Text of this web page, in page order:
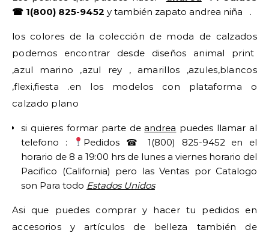
☎ 1(800) 825-9452 y también zapato andrea niña .
los colores de la colección de moda de calzados
podemos encontrar desde diseños animal print
,azul marino ,azul rey , amarillos ,azules,blancos
,flexi,fiesta .en los modelos con plataforma o
calzado plano
si quieres formar parte deandrea puedes llamar al
telefono :
Pedidos ☎ 1(800) 825-9452 en el
horario de 8 a 19:00 hrs de lunes a viernes horario del
Pacifico (California) pero las Ventas por Catalogo
son Para todo Estados Unidos
Asi que puedes comprar y hacer tu pedidos en
accesorios y artículos de belleza también de